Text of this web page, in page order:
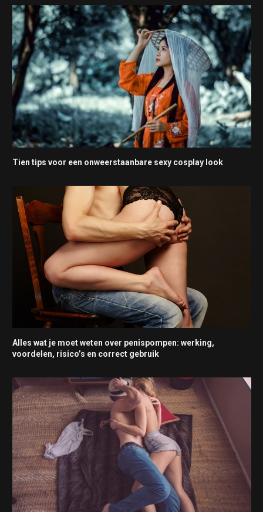
Tien tips voor een onweerstaanbare sexy cosplay look
Alles wat je moet weten over penispompen: werking,
voordelen, risico’s en correct gebruik